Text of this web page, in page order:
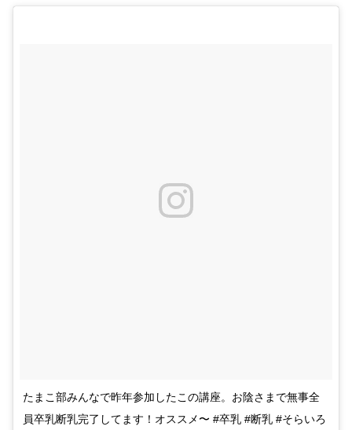
たまこ部みんなで昨年参加したこの講座。お陰さまで無事全
員卒乳断乳完了してます！オススメ〜 #卒乳 #断乳 #そらいろ